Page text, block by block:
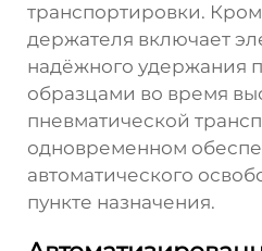
транспортировки.
держателя включает
надёжного удержания
образцами во время
пневматической
одновременном
автоматического
пункте назначения.